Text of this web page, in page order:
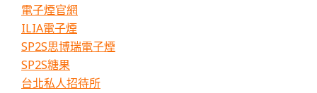
電子煙官網
ILIA電子煙
SP2S思博瑞電子煙
SP2S糖果
台北私人招待所